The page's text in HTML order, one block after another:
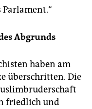
Parlament.“
Abgrunds
haben am
überschritten. Die
friedlich und